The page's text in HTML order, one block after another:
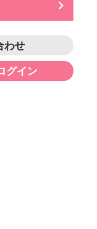
わせ
グイン